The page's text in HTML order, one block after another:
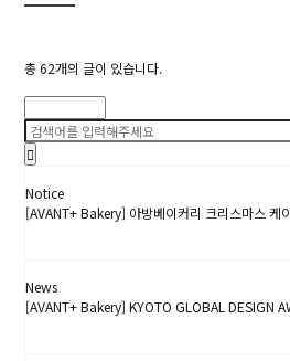
총62개의 글이 있습니다.
Notice
[AVANT+ Bakery] 아방베이커리 크리스마스 케
News
[AVANT+ Bakery] KYOTO GLOBAL DESIGN